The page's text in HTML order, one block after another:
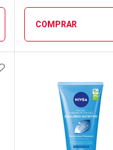
COMPRAR
Laboratório
Por Menos
AOS